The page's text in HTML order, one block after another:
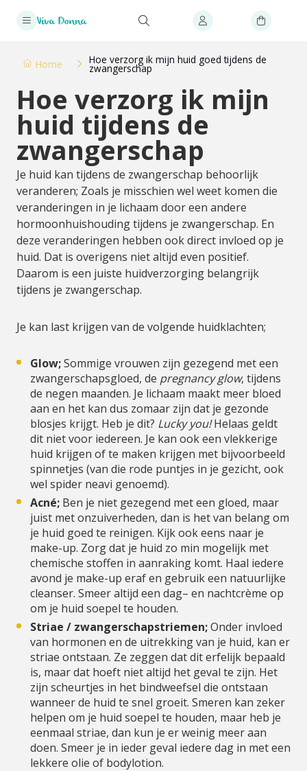
Home Hoe verzorg ik mijn huid goed tijdens de
zwangerschap
Hoe verzorg ik mijn
huid tijdens de
zwangerschap
Je huid kan tijdens de zwangerschap behoorlijk
veranderen; Zoals je misschien wel weet komen die
veranderingen in je lichaam door een andere
hormoonhuishouding tijdens je zwangerschap. En
deze veranderingen hebben ook direct invloed op je
huid. Dat is overigens niet altijd even positief.
Daarom is een juiste huidverzorging belangrijk
tijdens je zwangerschap.
Je kan last krijgen van de volgende huidklachten;
Glow;Sommige vrouwen zijn gezegend met een
zwangerschapsgloed, de pregnancy glow, tijdens
de negen maanden. Je lichaam maakt meer bloed
aan en het kan dus zomaar zijn dat je gezonde
blosjes krijgt. Heb je dit? Lucky you!Helaas geldt
dit niet voor iedereen. Je kan ook een vlekkerige
huid krijgen of te maken krijgen met bijvoorbeeld
spinnetjes (van die rode puntjes in je gezicht, ook
wel spider neavi genoemd).
Acné; Ben je niet gezegend met een gloed, maar
juist met onzuiverheden, dan is het van belang om
je huid goed te reinigen. Kijk ook eens naar je
make-up. Zorg dat je huid zo min mogelijk met
chemische stoffen in aanraking komt. Haal iedere
avond je make-up eraf en gebruik een natuurlijke
cleanser. Smeer altijd een dag– en nachtcrème op
om je huid soepel te houden.
Striae / zwangerschapstriemen;Onder invloed
van hormonen en de uitrekking van je huid, kan er
striae ontstaan. Ze zeggen dat dit erfelijk bepaald
is, maar dat hoeft niet altijd het geval te zijn. Het
zijn scheurtjes in het bindweefsel die ontstaan
wanneer de huid te snel groeit. Smeren kan zeker
helpen om je huid soepel te houden, maar heb je
eenmaal striae, dan kun je er weinig meer aan
doen. Smeer je in ieder geval iedere dag in met een
lekkere olie of bodylotion.